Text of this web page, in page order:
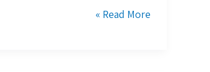
Read More »